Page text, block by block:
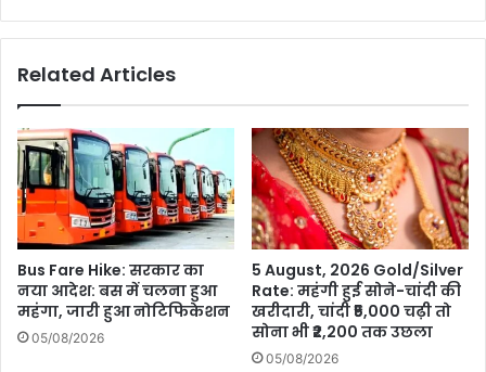
जारी
नियम
Related Articles
Bus Fare Hike: सरकार का
नया आदेश: बस में चलना हुआ
महंगा, जारी हुआ नोटिफिकेशन
05/08/2026
5 August, 2026 Gold/Silver
Rate: महंगी हुई सोने-चांदी की
खरीदारी, चांदी ₹5,000 चढ़ी तो
सोना भी ₹2,200 तक उछला
05/08/2026